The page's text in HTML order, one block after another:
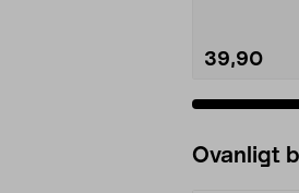
39,90
Ovanligt